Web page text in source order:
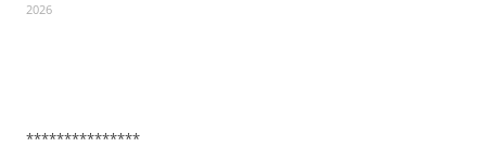
2026
***************